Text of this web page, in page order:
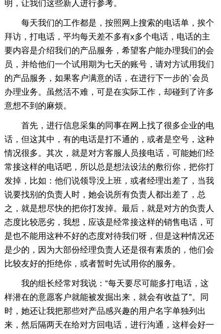
明，让我们这些新人进行参考。
每天我们的工作都是，按照网上搜索的电话单，挨个
拜访，打电话，平均每天差不多有x多个电话，电话的主
要内容是介绍我们的产品服务，希望客户能办理我们的会
员，并给他们一个试用期为七天的账号，请对方试用我们
的产品服务，如果客户满意的话，在进行下一步的`会员
办理业务。虽然活不难，可是在实际工作，却碰到了许多
意想不到的麻烦。
首先，进行信息采集的同事在网上找了很多企业的电
话，但这其中，有的电话是打不通的，或者是空号，这种
情况很多。其次，就是对方客服人员接电话，可能她们经
常接这样的电话吧，所以总是想法设法的敷衍你，把你打
发掉，比如：他们说领导没上班，或者经理出差了，当我
说要找别的负责人时，她会说所有负责人都出差了，总
之，就是想尽快的把你打发掉。最后，就是对方的负责人
态度比较恶劣，我想，应该是经常接这样的销售电话，可
是也不能用这种不好的态度对待我们呀，但是这种情况还
是少的，因为大部份经理负责人还是很有素质的，他们会
比较友好的拒绝你，或者暂时先试用你的服务。
我的组长经常对我说：“每天要尽可能多打电话，这
样潜在的意愿客户就能被发掘出来，就会有收益了”。同
时，她还让我把那些对产品感兴趣的用户名字单独列出
来，然后隔两天在给对方回电话，进行沟通，这样会好一